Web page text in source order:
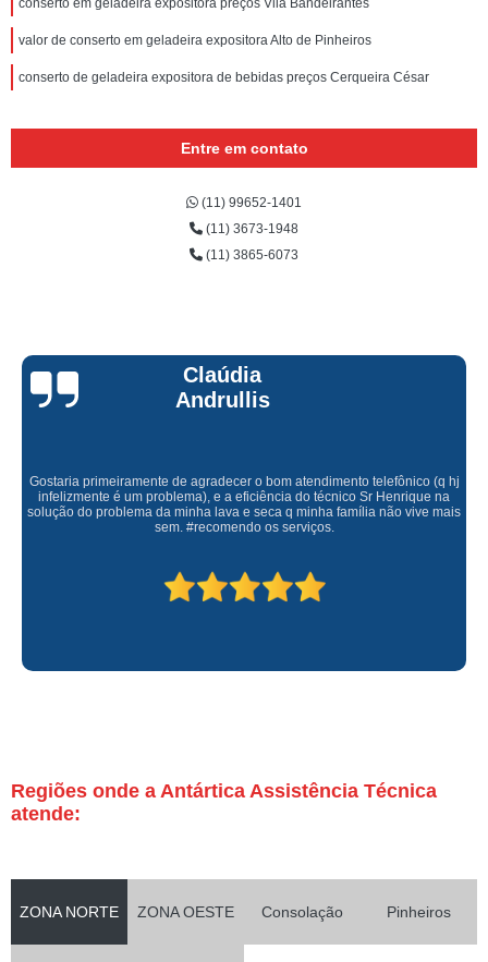
conserto em geladeira expositora preços Vila Bandeirantes
valor de conserto em geladeira expositora Alto de Pinheiros
conserto de geladeira expositora de bebidas preços Cerqueira César
Entre em contato
(11) 99652-1401
(11) 3673-1948
(11) 3865-6073
Claúdia
Andrullis
Gostaria primeiramente de agradecer o bom atendimento telefônico (q hj
infelizmente é um problema), e a eficiência do técnico Sr Henrique na
solução do problema da minha lava e seca q minha família não vive mais
sem. #recomendo os serviços.
Regiões onde a Antártica Assistência Técnica
atende:
ZONA NORTE ZONA OESTE Consolação Pinheiros